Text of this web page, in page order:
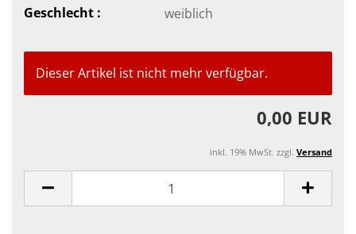
Geschlecht :
weiblich
Dieser Artikel ist nicht mehr verfügbar.
0,00 EUR
inkl. 19% MwSt. zzgl. Versand